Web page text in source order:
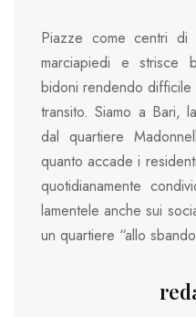
Piazze come centri di
marciapiedi e strisce
bidoni rendendo
transito. Siamo a Bari,
dal quartiere
quanto accade i
quotidianamente
lamentele anche sui
un quartiere “allo